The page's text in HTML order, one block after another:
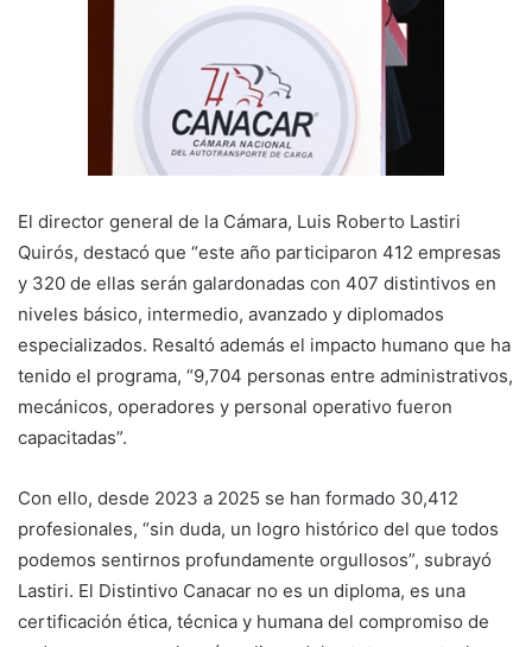
El director general de la Cámara, Luis Roberto Lastiri
Quirós, destacó que “este año participaron 412 empresas
y 320 de ellas serán galardonadas con 407 distintivos en
niveles básico, intermedio, avanzado y diplomados
especializados. Resaltó además el impacto humano que ha
tenido el programa, “9,704 personas entre administrativos,
mecánicos, operadores y personal operativo fueron
capacitadas”.
Con ello, desde 2023 a 2025 se han formado 30,412
profesionales, “sin duda, un logro histórico del que todos
podemos sentirnos profundamente orgullosos”, subrayó
Lastiri. El Distintivo Canacar no es un diploma, es una
certificación ética, técnica y humana del compromiso de